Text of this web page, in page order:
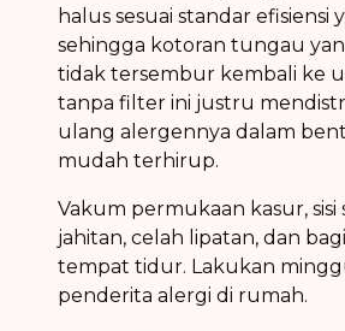
halus sesuai standar efisiensi
sehingga kotoran tungau
tidak tersembur kembali ke
tanpa filter ini justru
ulang alergennya dalam
mudah terhirup.
Vakum permukaan kasur, sisi
jahitan, celah lipatan, dan
tempat tidur. Lakukan
penderita alergi di rumah.